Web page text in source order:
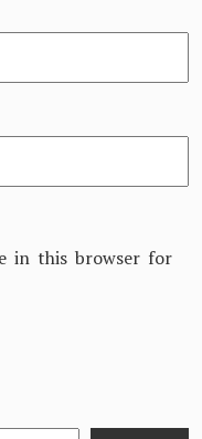
in this browser for